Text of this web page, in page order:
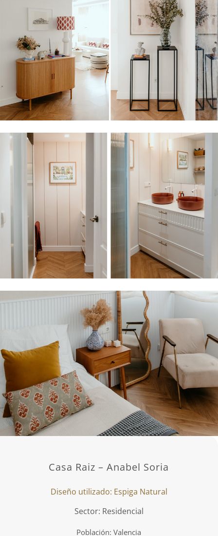
Casa Raiz – Anabel Soria
Diseño utilizado: Espiga Natural
Sector: Residencial
Población: Valencia